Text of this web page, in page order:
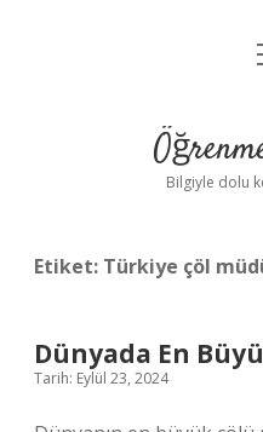
Bilgiyle dolu
Etiket: Türkiye çöl
Dünyada En
Tarih: Eylül 23, 2024